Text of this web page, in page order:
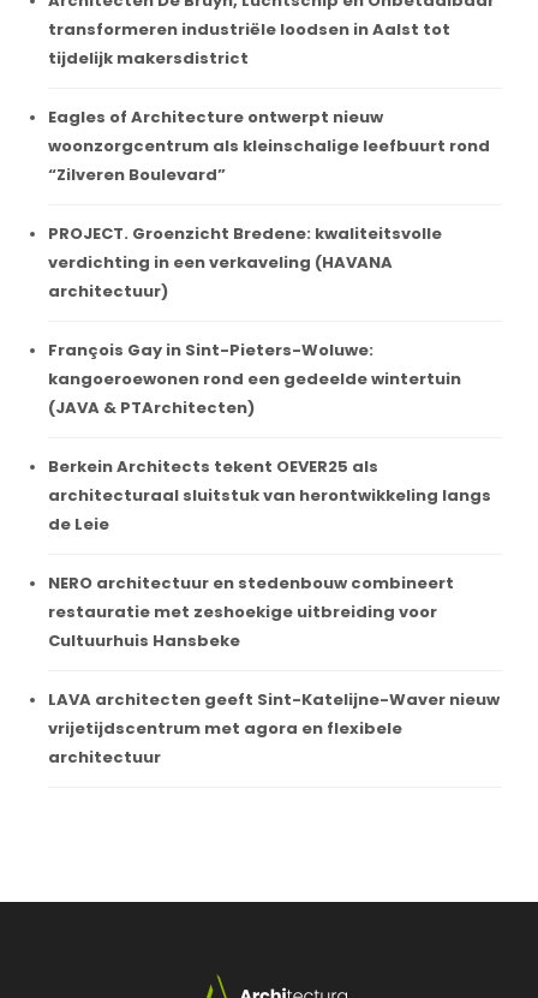
transformeren industriële loodsen in Aalst tot
tijdelijk makersdistrict
Eagles of Architecture ontwerpt nieuw
woonzorgcentrum als kleinschalige leefbuurt rond
“Zilveren Boulevard”
PROJECT. Groenzicht Bredene: kwaliteitsvolle
verdichting in een verkaveling (HAVANA
architectuur)
François Gay in Sint-Pieters-Woluwe:
kangoeroewonen rond een gedeelde wintertuin
(JAVA & PTArchitecten)
Berkein Architects tekent OEVER25 als
architecturaal sluitstuk van herontwikkeling langs
de Leie
NERO architectuur en stedenbouw combineert
restauratie met zeshoekige uitbreiding voor
Cultuurhuis Hansbeke
LAVA architecten geeft Sint-Katelijne-Waver nieuw
vrijetijdscentrum met agora en flexibele
architectuur